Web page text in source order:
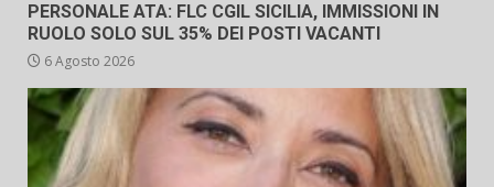
PERSONALE ATA: FLC CGIL SICILIA, IMMISSIONI IN
RUOLO SOLO SUL 35% DEI POSTI VACANTI
6 Agosto 2026